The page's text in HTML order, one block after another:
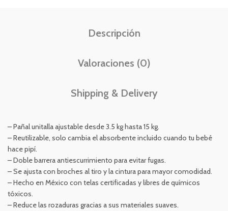
Descripción
Valoraciones (0)
Shipping & Delivery
– Pañal unitalla ajustable desde 3.5 kg hasta 15 kg.
– Reutilizable, solo cambia el absorbente incluido cuando tu bebé
hace pipí.
– Doble barrera antiescurrimiento para evitar fugas.
– Se ajusta con broches al tiro y la cintura para mayor comodidad.
– Hecho en México con telas certificadas y libres de químicos
tóxicos.
– Reduce las rozaduras gracias a sus materiales suaves.